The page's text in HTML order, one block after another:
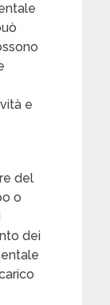
e
del
o
dei